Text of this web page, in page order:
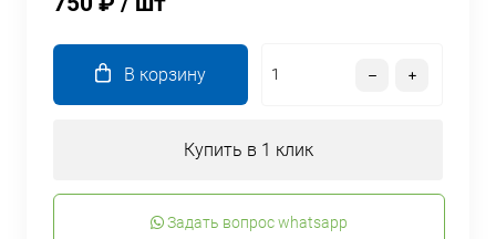
В корзину
Купить в 1 клик
Задать вопрос whatsapp